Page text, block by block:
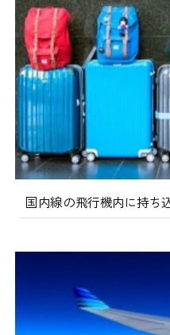
国内線の飛行機内に持ち